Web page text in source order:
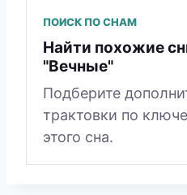
ПОИСК ПО СНАМ
Найти похожие
"Вечные"
Подберите
трактовки по
этого сна.